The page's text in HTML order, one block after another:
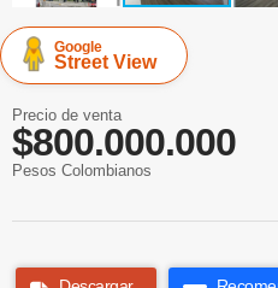
Google
Street View
Precio de venta
$800.000.000
Pesos Colombianos